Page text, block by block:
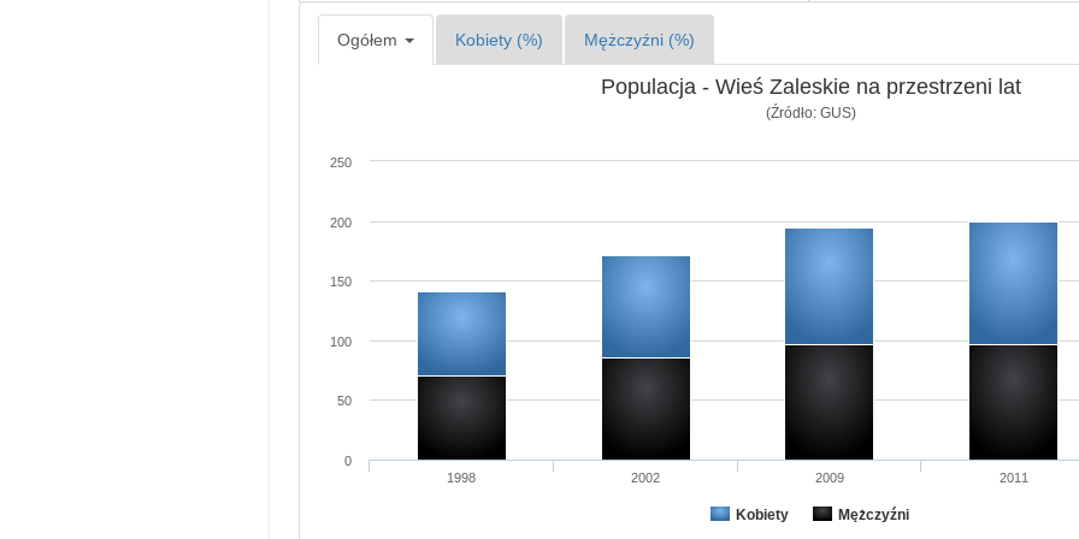
Ogółem Kobiety (%) Mężczyźni (%)
Populacja - Wieś Zaleskie na przestrzeni lat
(Źródło: GUS)
Kobiety Mężczyźni
1998 2002 2009 2011
0
50
100
150
200
250